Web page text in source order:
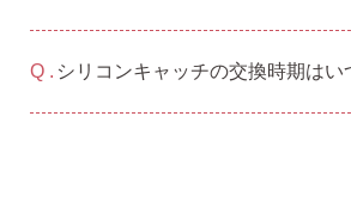
シリコンキャッチの交換時期はい